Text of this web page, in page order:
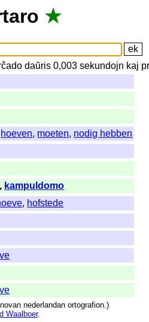
★
daŭris 0,003sekundojn kaj
hoeven, moeten, nodig hebben
, kampuldomo
, hofstede
nederlandan ortografion.)
Waalboer.